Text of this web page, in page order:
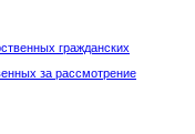
гражданских
за рассмотрение